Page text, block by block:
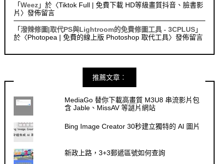
「Weez」於〈Tiktok Full | 免費下載 HD等級畫質抖音、臉書影
片 〉發佈留言
「潑辣修圖|取代PS與Lightroom的免費修圖工具 - 3CPLUS」
於〈Photopea | 免費的線上版 Photoshop 取代工具〉發佈留言
推薦文章︰
MediaGo 替你下載高畫質 M3U8 串流影片包
含 Jable、MissAV 等謎片網站
Bing Image Creator 30秒建立獨特的 AI 圖片
新政上路，3+3郵遞區號如何查詢